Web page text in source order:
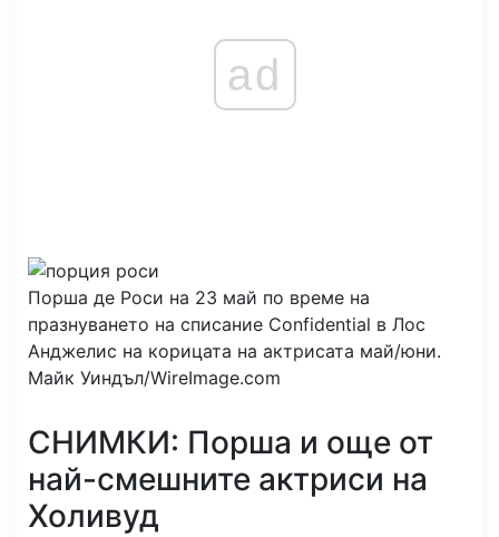
ad
Порша де Роси на 23 май по време на
празнуването на списание Confidential в Лос
Анджелис на корицата на актрисата май/юни.
Майк Уиндъл/WireImage.com
СНИМКИ: Порша и още от
най-смешните актриси на
Холивуд